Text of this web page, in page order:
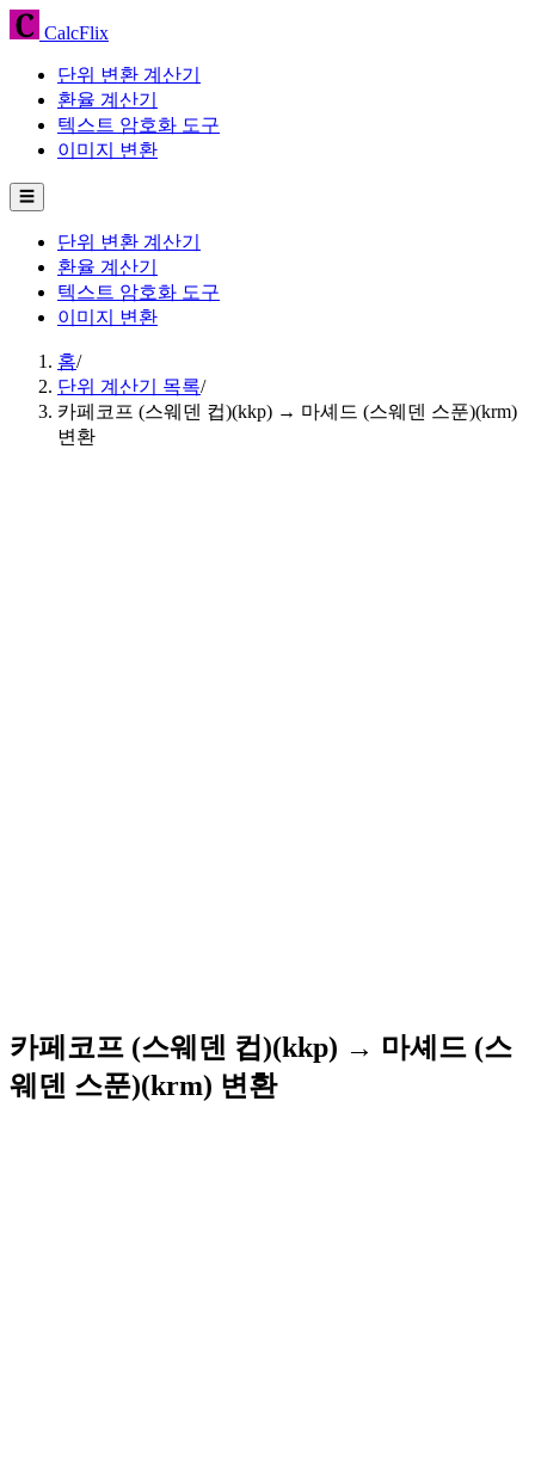
CalcFlix
단위 변환 계산기
환율 계산기
텍스트 암호화 도구
이미지 변환
☰
단위 변환 계산기
환율 계산기
텍스트 암호화 도구
이미지 변환
홈/
단위 계산기 목록/
카페코프 (스웨덴 컵)(kkp) → 마셰드 (스웨덴 스푼)(krm)
변환
카페코프 (스웨덴 컵)(kkp) → 마셰드 (스
웨덴 스푼)(krm) 변환